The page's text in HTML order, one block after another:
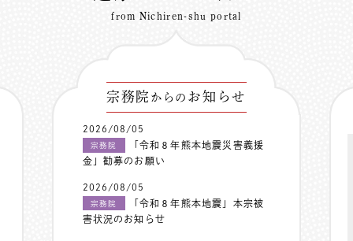
from Nichiren-shu portal
宗務院 からの お知らせ
2026/08/05
宗務院
「令和８年熊本地震災害義援
金」勧募のお願い
2026/08/05
宗務院
「令和８年熊本地震」本宗被
害状況のお知らせ